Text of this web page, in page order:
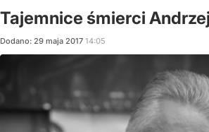
Tajemnice śmierci
Dodano: 29 maja 2017 14:05